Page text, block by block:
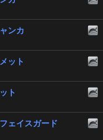
ンカ
ット
ト
ェイスガード